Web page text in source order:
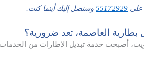
على 55172929 وسنصل إليك أينما كنت.
بطارية العاصمة، تعد ضرورية؟
أصبحت خدمة تبديل الإطارات من الخدمات